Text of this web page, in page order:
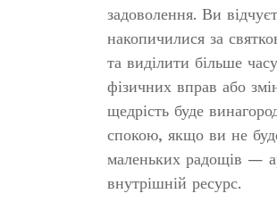
задоволення. Ви
накопичилися за
та виділити більше
фізичних вправ або
щедрість буде
спокою, якщо ви не
маленьких радощів —
внутрішній ресурс.